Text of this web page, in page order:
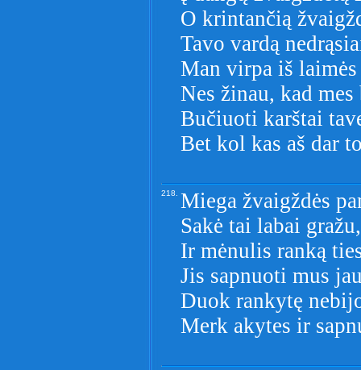
O krintančią
Tavo vardą
Man virpa iš
Nes žinau, kad
Bučiuoti karštai
Bet kol kas aš dar
218. Miega žvaigždės
Sakė tai labai gražu,
Ir mėnulis ranką
Jis sapnuoti mus
Duok rankytę
Merk akytes ir